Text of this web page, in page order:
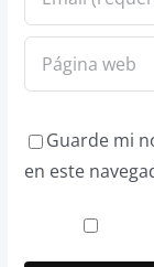
Guarde mi
en este